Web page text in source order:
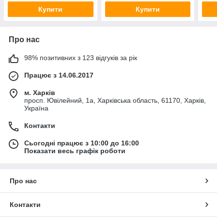
Купити Купити
Про нас
98% позитивних з 123 відгуків за рік
Працює з 14.06.2017
м. Харків
просп. Ювілейний, 1а, Харківська область, 61170, Харків,
Україна
Контакти
Сьогодні працює з 10:00 до 16:00
Показати весь графік роботи
Про нас
Контакти